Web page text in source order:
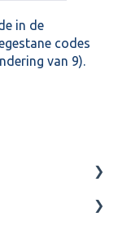
in de
codes
van 9).